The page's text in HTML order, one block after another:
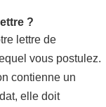
?
lettre de
vous postulez.
contienne un
elle doit